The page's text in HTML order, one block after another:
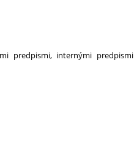
predpismi, internými predpismi